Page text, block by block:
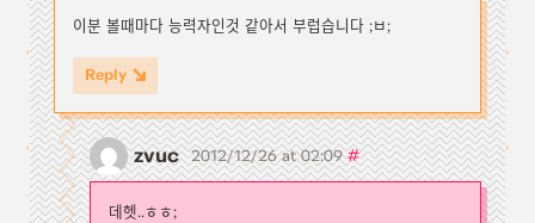
이분 볼때마다 능력자인것 같아서 부럽습니다 ;ㅂ;
Reply
zvuc 2012/12/26 at 02:09#
데헷..ㅎㅎ;